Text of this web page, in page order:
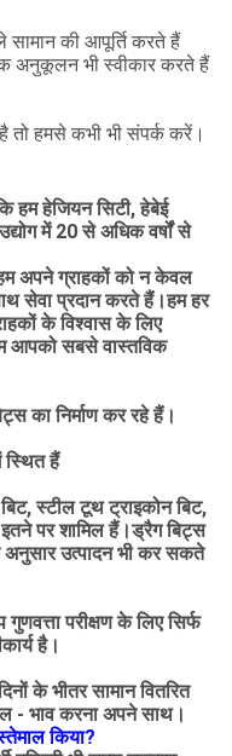
सामान की आपूर्ति करते हैं
अनुकूलन भी स्वीकार करते हैं
तो हमसे कभी भी संपर्क करें।
हम हेजियन सिटी, हेबेई
में 20 से अधिक वर्षों से
अपने ग्राहकों को न केवल
सेवा प्रदान करते हैं।हम हर
के विश्वास के लिए
आपको सबसे वास्तविक
का निर्माण कर रहे हैं।
स्थित हैं
स्टील टूथ ट्राइकोन बिट,
पर शामिल हैं।ड्रैग बिट्स
उत्पादन भी कर सकते
परीक्षण के लिए सिर्फ
है।
के भीतर सामान वितरित
- भाव करनाअपने साथ।
किया?